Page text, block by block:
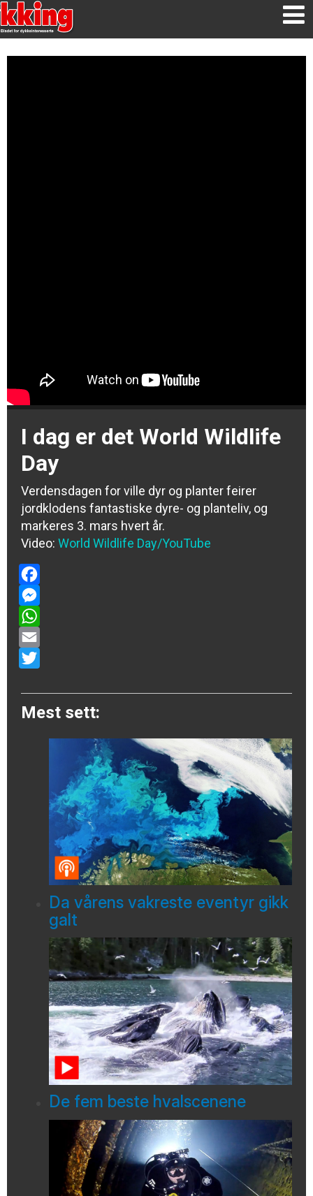
I dag er det World Wildlife
Day
Verdensdagen for ville dyr og planter feirer
jordklodens fantastiske dyre- og planteliv, og
markeres 3. mars hvert år.
Video: World Wildlife Day/YouTube
Facebook
Messenger
WhatsApp
Email
Mest sett:
Da vårens vakreste eventyr gikk
galt
De fem beste hvalscenene